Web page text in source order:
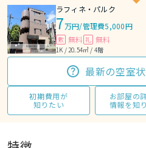
ラフィネ・パルク
7万円/管理費5,000円
敷 無料 礼 無料
1K / 20.54㎡ / 4階
最新の空室
初期費用が
知りたい
お部屋の
情報を知